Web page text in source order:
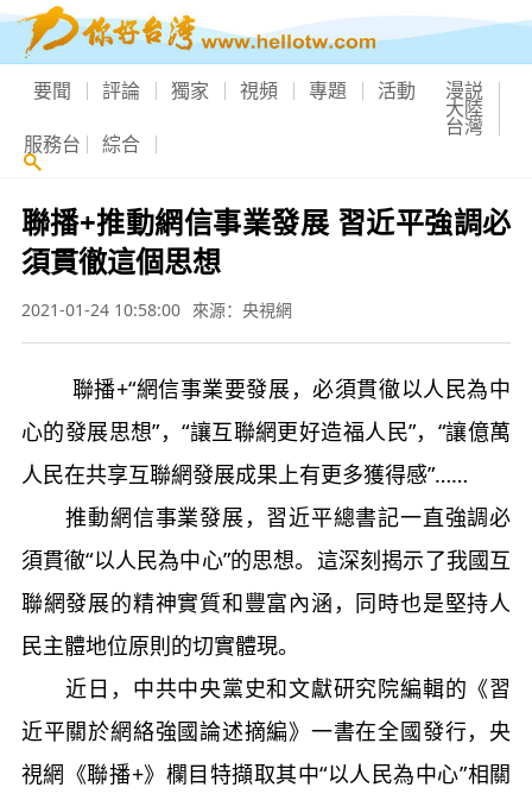
要聞 評論 獨家 視頻 專題 活動 漫説
大陸
台灣
服務台 綜合
聯播+推動網信事業發展 習近平強調必
須貫徹這個思想
2021-01-24 10:58:00 來源：央視網
聯播+“網信事業要發展，必須貫徹以人民為中
心的發展思想”，“讓互聯網更好造福人民”，“讓億萬
人民在共享互聯網發展成果上有更多獲得感”……
推動網信事業發展，習近平總書記一直強調必
須貫徹“以人民為中心”的思想。這深刻揭示了我國互
聯網發展的精神實質和豐富內涵，同時也是堅持人
民主體地位原則的切實體現。
近日，中共中央黨史和文獻研究院編輯的《習
近平關於網絡強國論述摘編》一書在全國發行，央
視網《聯播+》欄目特擷取其中“以人民為中心”相關